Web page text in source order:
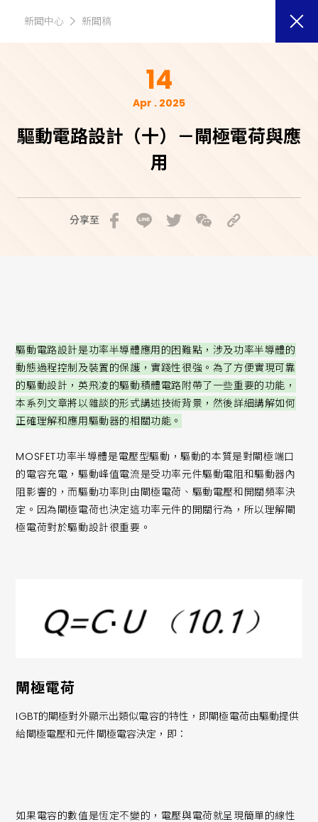
新聞中心 新聞稿
14
Apr . 2025
驅動電路設計（十）－閘極電荷與應
用
分享至
驅動電路設計是功率半導體應用的困難點，涉及功率半導體的
動態過程控制及裝置的保護，實踐性很強。為了方便實現可靠
的驅動設計，英飛凌的驅動積體電路附帶了一些重要的功能，
本系列文章將以雜談的形式講述技術背景，然後詳細講解如何
正確理解和應用驅動器的相關功能。
MOSFET功率半導體是電壓型驅動，驅動的本質是對閘極端口
的電容充電，驅動峰值電流是受功率元件驅動電阻和驅動器內
阻影響的，而驅動功率則由閘極電荷、驅動電壓和開關頻率決
定。因為閘極電荷也決定這功率元件的開關行為，所以理解閘
極電荷對於驅動設計很重要。
閘極電荷
IGBT的閘極對外顯示出類似電容的特性，即閘極電荷由驅動提供
給閘極電壓和元件閘極電容決定，即：
如果電容的數值是恆定不變的，電壓與電荷就呈現簡單的線性